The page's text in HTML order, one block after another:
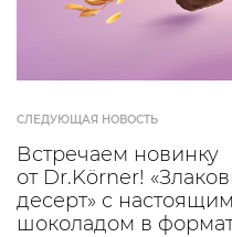
СЛЕДУЮЩАЯ НОВОСТЬ
Встречаем новинку
от Dr.Körner!
десерт» с настоящим
шоколадом в